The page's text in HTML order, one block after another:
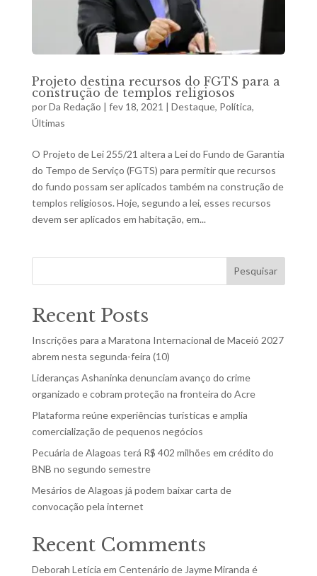
Projeto destina recursos do FGTS para a
construção de templos religiosos
porDa Redação | fev 18, 2021 | Destaque, Política,
Últimas
O Projeto de Lei 255/21 altera a Lei do Fundo de Garantia
do Tempo de Serviço (FGTS) para permitir que recursos
do fundo possam ser aplicados também na construção de
templos religiosos. Hoje, segundo a lei, esses recursos
devem ser aplicados em habitação, em...
Pesquisar
Recent Posts
Inscrições para a Maratona Internacional de Maceió 2027
abrem nesta segunda-feira (10)
Lideranças Ashaninka denunciam avanço do crime
organizado e cobram proteção na fronteira do Acre
Plataforma reúne experiências turísticas e amplia
comercialização de pequenos negócios
Pecuária de Alagoas terá R$ 402 milhões em crédito do
BNB no segundo semestre
Mesários de Alagoas já podem baixar carta de
convocação pela internet
Recent Comments
Deborah Letícia em Centenário de Jayme Miranda é